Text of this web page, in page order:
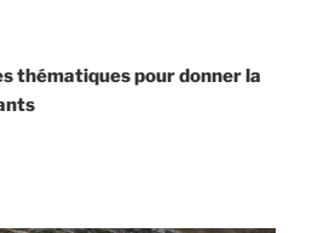
thématiques pour donner la